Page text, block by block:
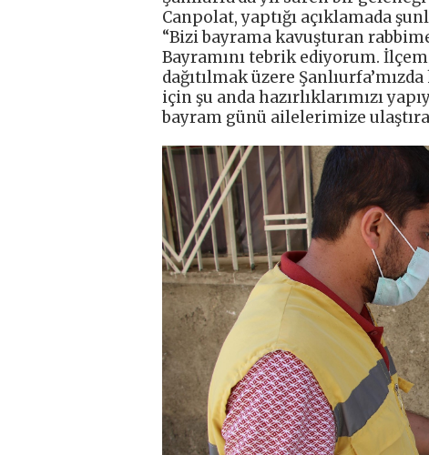
Canpolat, yaptığı açıklamada
“Bizi bayrama kavuşturan
Bayramını tebrik ediyorum.
dağıtılmak üzere
için şu anda hazırlıklarımızı
bayram günü ailelerimize